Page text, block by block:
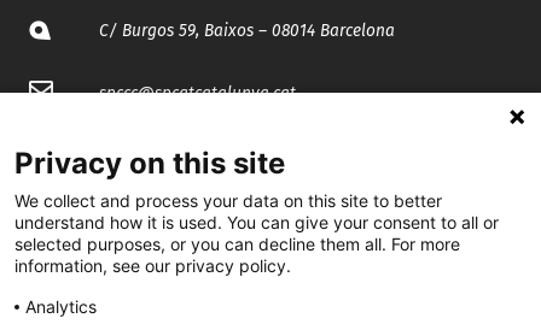
C/ Burgos 59, Baixos – 08014 Barcelona
spccc@spcgtcatalunya.cat
@CGTCatalunya
cgtcatalunya
CGTCatalunya
Privacy on this site
We collect and process your data on this site to better
understand how it is used. You can give your consent to all or
selected purposes, or you can decline them all. For more
information, see our privacy policy.
Analytics